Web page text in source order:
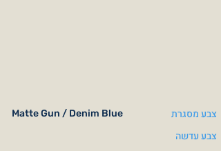
Matte Gun / Denim Blue
צבע מסגרת
צבע עדשה